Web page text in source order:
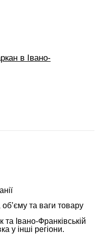
в Івано-
та ваги товару
Івано-Франківській
у інші регіони.